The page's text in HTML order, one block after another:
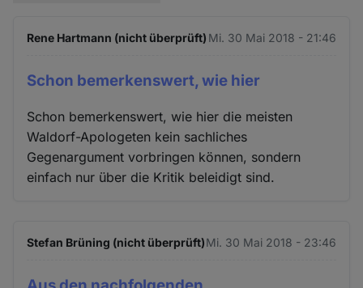
Rene Hartmann (nicht überprüft) Mi. 30 Mai 2018 - 21:46
Schon bemerkenswert, wie hier
Schon bemerkenswert, wie hier die meisten
Waldorf-Apologeten kein sachliches
Gegenargument vorbringen können, sondern
einfach nur über die Kritik beleidigt sind.
Stefan Brüning (nicht überprüft)Mi. 30 Mai 2018 - 23:46